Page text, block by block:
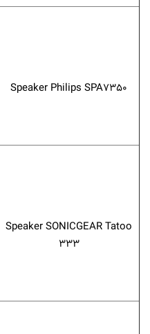
Speaker Philips SPA7350
Speaker SONICGEAR Tatoo
333